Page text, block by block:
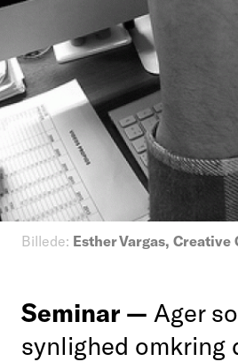
Billede: Esther Vargas, Creative
Seminar — Ager
synlighed omkring